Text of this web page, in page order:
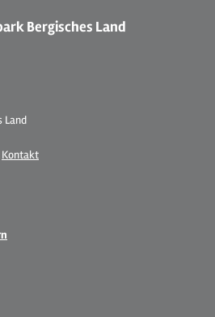
Bergisches Land
Land
Kontakt